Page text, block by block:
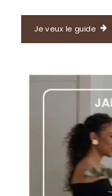
Je veux le guide